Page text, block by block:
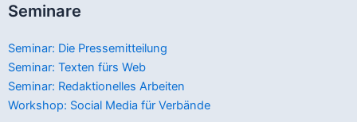
Seminare
Seminar: Die Pressemitteilung
Seminar: Texten fürs Web
Seminar: Redaktionelles Arbeiten
Workshop: Social Media für Verbände